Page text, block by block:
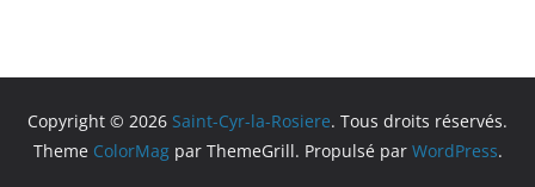
Copyright © 2026 Saint-Cyr-la-Rosiere. Tous droits réservés.
Theme ColorMagpar ThemeGrill. Propulsé par WordPress.